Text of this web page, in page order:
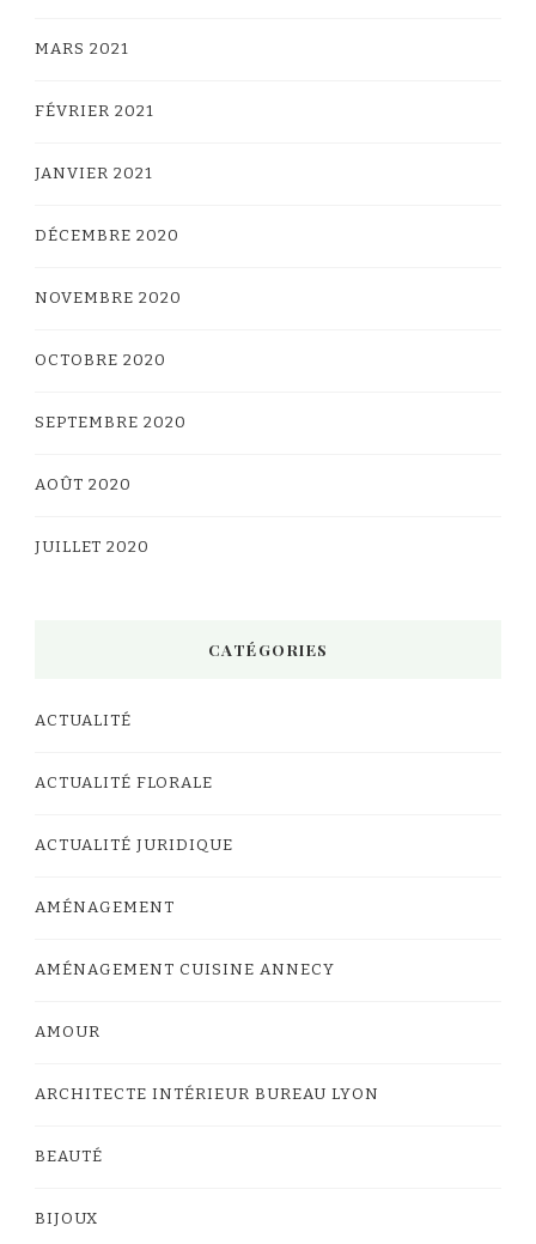
MARS 2021
FÉVRIER 2021
JANVIER 2021
DÉCEMBRE 2020
NOVEMBRE 2020
OCTOBRE 2020
SEPTEMBRE 2020
AOÛT 2020
JUILLET 2020
CATÉGORIES
ACTUALITÉ
ACTUALITÉ FLORALE
ACTUALITÉ JURIDIQUE
AMÉNAGEMENT
AMÉNAGEMENT CUISINE ANNECY
AMOUR
ARCHITECTE INTÉRIEUR BUREAU LYON
BEAUTÉ
BIJOUX